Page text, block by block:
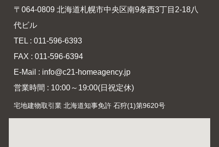
〒064-0809 北海道札幌市中央区南9条西3丁目2-18八
代ビル
TEL : 011-596-6393
FAX : 011-596-6394
E-Mail : info@c21-homeagency.jp
営業時間 : 10:00～19:00(日祝定休)
宅地建物取引業 北海道知事免許 石狩(1)第9620号